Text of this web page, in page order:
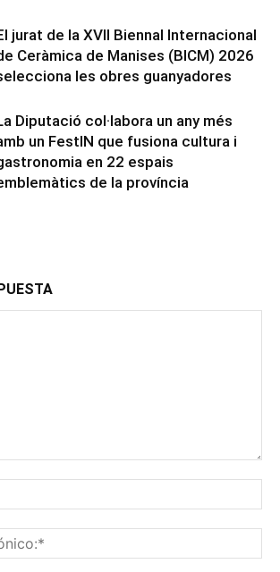
jurat de la XVII Biennal Internacional
Ceràmica de Manises (BICM) 2026
les obres guanyadores
Diputació col·labora un any més
un FestIN que fusiona cultura i
en 22 espais
de la província